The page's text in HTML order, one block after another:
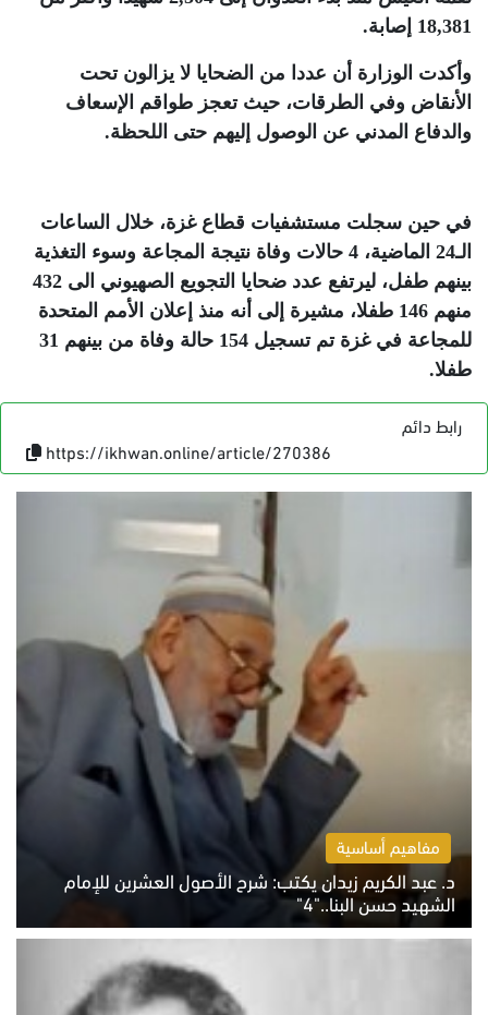
18,381 إصابة
.
وأكدت الوزارة أن عددا من الضحايا لا يزالون تحت
الأنقاض وفي الطرقات، حيث تعجز طواقم الإسعاف
والدفاع المدني عن الوصول إليهم حتى اللحظة.
في حين سجلت مستشفيات قطاع غزة، خلال الساعات
الـ24 الماضية، 4 حالات وفاة نتيجة المجاعة وسوء التغذية
بينهم طفل، ليرتفع عدد ضحايا التجويع الصهيوني الى 432
منهم 146 طفلا، مشيرة إلى أنه منذ إعلان الأمم المتحدة
للمجاعة في غزة تم تسجيل 154 حالة وفاة من بينهم 31
طفلا.
رابط دائم
https://ikhwan.online/article/270386
مفاهيم أساسية
د. عبد الكريم زيدان يكتب: شرح الأصول العشرين للإمام
الشهيد حسن البنا.."4"
الخميس 6 أغسطس 2026 10:27 ص